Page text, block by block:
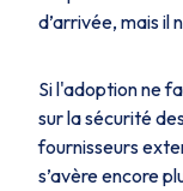
d’arrivée, mais il
Si l'adoption ne
sur la sécurité
fournisseurs
s’avère encore